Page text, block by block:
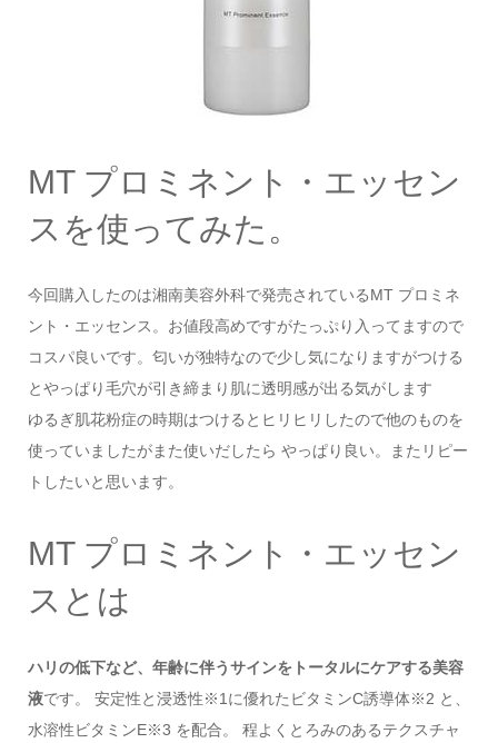
MT プロミネント・エッセン
スを使ってみた。
今回購入したのは湘南美容外科で発売されているMT プロミネ
ント・エッセンス。お値段高めですがたっぷり入ってますので
コスパ良いです。匂いが独特なので少し気になりますがつける
とやっぱり毛穴が引き締まり肌に透明感が出る気がします
ゆるぎ肌花粉症の時期はつけるとヒリヒリしたので他のものを
使っていましたがまた使いだしたら やっぱり良い。またリピー
トしたいと思います。
MT プロミネント・エッセン
スとは
ハリの低下など、年齢に伴うサインをトータルにケアする美容
液です。 安定性と浸透性※1に優れたビタミンC誘導体※2 と、
水溶性ビタミンE※3 を配合。 程よくとろみのあるテクスチャ